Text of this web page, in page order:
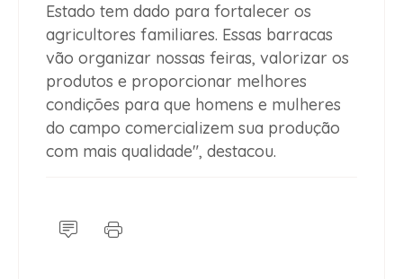
Estado tem dado para fortalecer os
agricultores familiares. Essas barracas
vão organizar nossas feiras, valorizar os
produtos e proporcionar melhores
condições para que homens e mulheres
do campo comercializem sua produção
com mais qualidade", destacou.